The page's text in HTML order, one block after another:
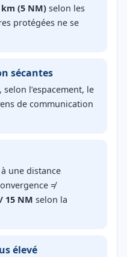
km (5 NM) selon les
protégées ne se
sécantes
l’espacement, le
de communication
une distance
≠
15 NM selon la
élevé